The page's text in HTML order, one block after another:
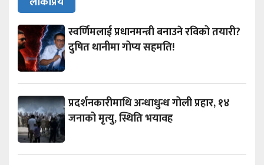
स्वर्णिमलाई प्रधानमन्त्री बनाउने रविको तयारी?
दुषित थानीमा गोप्य सहमति!
प्रदर्शनकारीमाथि अन्धाधुन्ध गोली प्रहार, १४
जनाको मृत्यु, स्थिति भयावह